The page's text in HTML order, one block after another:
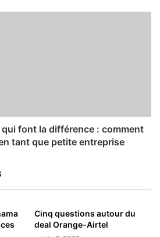
font la différence : comment
tant que petite entreprise
Cinq questions autour du
deal Orange-Airtel